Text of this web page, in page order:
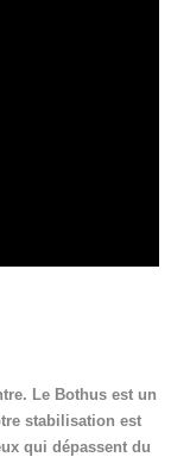
Le Bothus est un
stabilisation est
qui dépassent du